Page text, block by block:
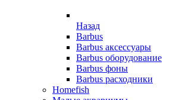
Назад
Barbus
Barbus аксессуары
Barbus оборудование
Barbus фоны
Barbus расходники
Homefish